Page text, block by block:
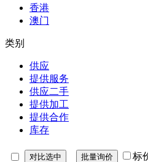
香港
澳门
类别
供应
提供服务
供应二手
提供加工
提供合作
库存
标